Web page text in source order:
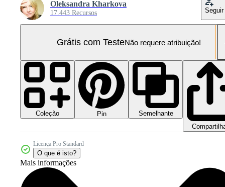
Oleksandra Kharkova
17.443 Recursos Seguir
Grátis com TesteNão requere atribuição!
Coleção Pin
Semelhante
Licença Pro Standard
O que é isto?
Mais informações